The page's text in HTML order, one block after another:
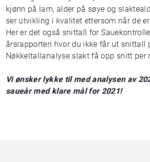
kjønn på lam, alder på søye og
ser utvikling i kvalitet ettersom når de
Her er det også snittall for
årsrapporten hvor du ikke får ut snittall
Nøkkeltallanalyse slakt få opp snitt per
Vi ønsker lykke til med analysen av
saueår med klare mål for 2021!